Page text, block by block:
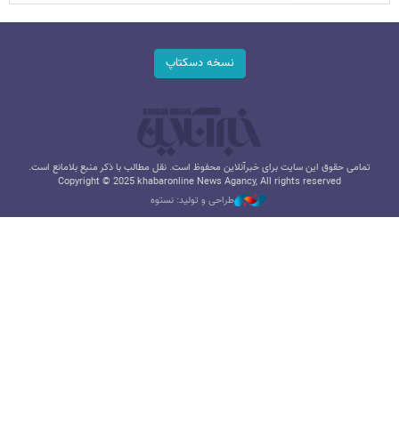
نسخه دسکتاپ
تمامی حقوق این سایت برای خبرآنلاین محفوظ است. نقل مطالب با ذکر منبع بلامانع است.
Copyright © 2025 khabaronline News Agancy, All rights reserved
طراحی و تولید: نستوه